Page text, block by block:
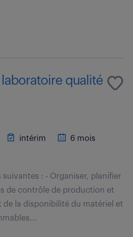
qualité
intérim
6 mois
suivantes : - Organiser, planifier
de contrôle de production et
de la disponibilité du matériel et